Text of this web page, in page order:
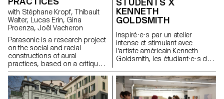
with Stéphane Kropf, Thibault
Walter, Lucas Erin, Gina
Proenza, Joël Vacheron
Parasonic is a research project
on the social and racial
constructions of aural
practices, based on a critique
of a regime of thinking and
listening to sound that is over-
represented in the arts, and
which aims to create spaces
STUDENTS X
KENNETH
GOLDSMITH
Inspiré·e·s par un atelier
intense et stimulant avec
l'artiste américain Kenneth
Goldsmith, les étudiant·e·s du
valorisé des signes subtils du
quotidien, transformant des
pensées errantes en un tapis :